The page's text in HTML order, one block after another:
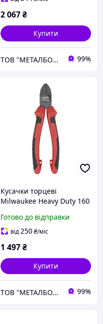
2 067₴
Купити
ТОВ "МЕТАЛБОКС" 99%
Кусачки торцеві
Milwaukee Heavy Duty 160
Готово до відправки
від250₴/міс
1 497₴
Купити
ТОВ "МЕТАЛБОКС" 99%